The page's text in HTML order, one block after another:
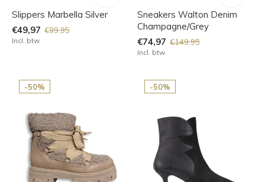
Slippers Marbella Silver
€49,97 €99,95
Incl. btw
Sneakers Walton Denim
Champagne/Grey
€74,97 €149,95
Incl. btw
-50% -50%